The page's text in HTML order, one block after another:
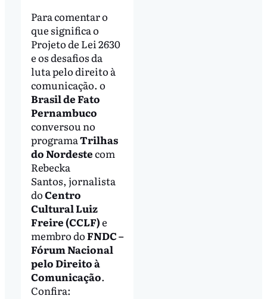
Para comentar o
que significa o
Projeto de Lei 2630
e os desafios da
luta pelo direito à
comunicação. o
Brasil de Fato
Pernambuco
conversou no
programaTrilhas
do Nordestecom
Rebecka
Santos, jornalista
doCentro
Cultural Luiz
Freire (CCLF)e
membro doFNDC –
Fórum Nacional
pelo Direito à
Comunicação.
Confira: